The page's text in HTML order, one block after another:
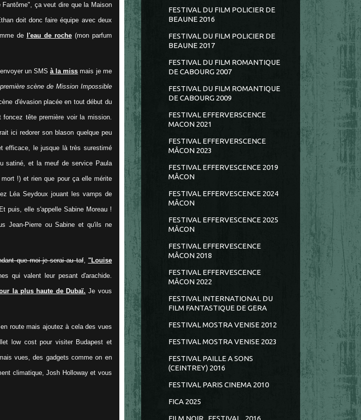
ça veut dire que la Maison
doit donc faire équipe avec deux
de l'eau de roche(mon parfum
un SMSà la miss mais je me
scène de Mission Impossible
d'évasion placée en tout début du
tête première voir la mission.
ici redorer son blason quelque peu
efficace, le jusque là très surestimé
satiné, et la meuf de service Paula
!) et rien que pour ça elle mérite
Léa Seydoux jouant les vamps de
puis, elle s'appelle Sabine Moreau !
Jean-Pierre ou Sabine et qu'ils ne
que moi je serai au taf, "Louise
qui valent leur pesant d'arachide.
la plus haute de Dubaï. Je vous
route mais ajoutez à cela des vues
low cost pour visiter Budapest et
vues, des gadgets comme on en
climatique, Josh Holloway et vous
FESTIVAL DU FILM POLICIER DE
BEAUNE 2016
FESTIVAL DU FILM POLICIER DE
BEAUNE 2017
FESTIVAL DU FILM ROMANTIQUE
DE CABOURG 2007
FESTIVAL DU FILM ROMANTIQUE
DE CABOURG 2009
FESTIVAL EFFERVERSCENCE
MACON 2021
FESTIVAL EFFERVERSCENCE
MÂCON 2023
FESTIVAL EFFERVESCENCE 2019
MÂCON
FESTIVAL EFFERVESCENCE 2024
MÂCON
FESTIVAL EFFERVESCENCE 2025
MÂCON
FESTIVAL EFFERVESCENCE
MÂCON 2018
FESTIVAL EFFERVESCENCE
MÂCON 2022
FESTIVAL INTERNATIONAL DU
FILM FANTASTIQUE DE GERA
FESTIVAL MOSTRA VENISE 2012
FESTIVAL MOSTRA VENISE 2023
FESTIVAL PAILLE A SONS
(CEINTREY) 2016
FESTIVAL PARIS CINEMA 2010
FICA 2025